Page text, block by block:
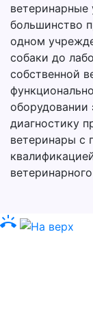
ветеринарные
большинство
одном
собаки до
собственной
оборудовании
диагностику
ветеринары с
ring_volume